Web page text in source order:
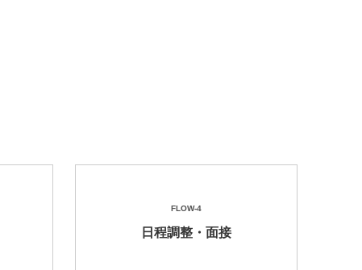
FLOW-4
日程調整・面接